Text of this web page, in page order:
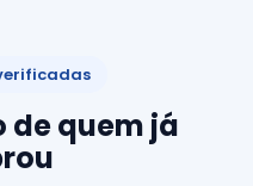
de quem já